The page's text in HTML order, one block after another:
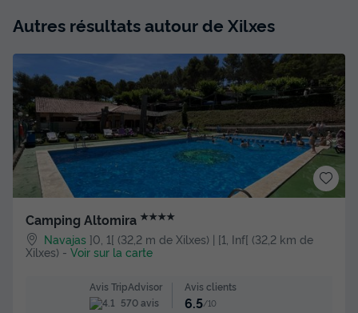
Autres résultats autour de Xilxes
Camping Altomira ★★★★
Navajas ]0, 1[ (32,2 m de Xilxes) | [1, Inf[ (32,2 km de
Xilxes) - Voir sur la carte
Avis TripAdvisor
570 avis
Avis clients
6.5/10